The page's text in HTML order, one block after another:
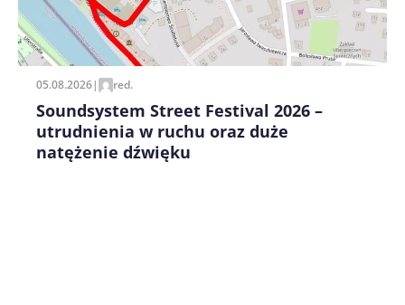
Zapamiętaj moje dane w tej przeglądarce podczas
pisania kolejnych komentarzy.
05.08.2026| red.
Soundsystem Street Festival 2026 –
utrudnienia w ruchu oraz duże
natężenie dźwięku